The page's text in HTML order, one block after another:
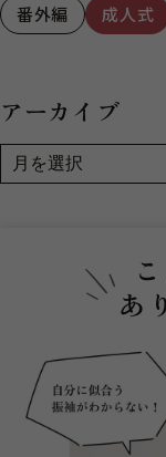
番外編
成人式
アーカイブ
あ